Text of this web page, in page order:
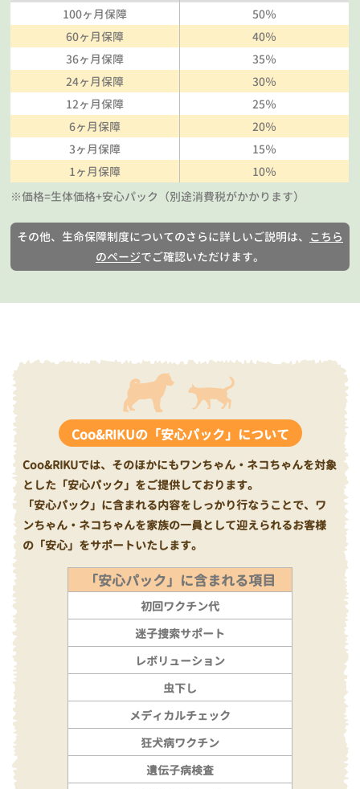
100ヶ月保障
50％
60ヶ月保障
40％
36ヶ月保障
35％
24ヶ月保障
30％
12ヶ月保障
25％
6ヶ月保障
20％
3ヶ月保障
15％
1ヶ月保障
10％
※価格=生体価格+安心パック（別途消費税がかかります）
その他、生命保障制度についてのさらに詳しいご説明は、 こちら
のページでご確認いただけます。
Coo&RIKUの「安心パック」について
Coo&RIKUでは、そのほかにもワンちゃん・ネコちゃんを対象
とした「安心パック」をご提供しております。
「安心パック」に含まれる内容をしっかり行なうことで、ワ
ンちゃん・ネコちゃんを家族の一員として迎えられるお客様
の「安心」をサポートいたします。
「安心パック」に含まれる項目
初回ワクチン代
迷子捜索サポート
レボリューション
虫下し
メディカルチェック
狂犬病ワクチン
遺伝子病検査